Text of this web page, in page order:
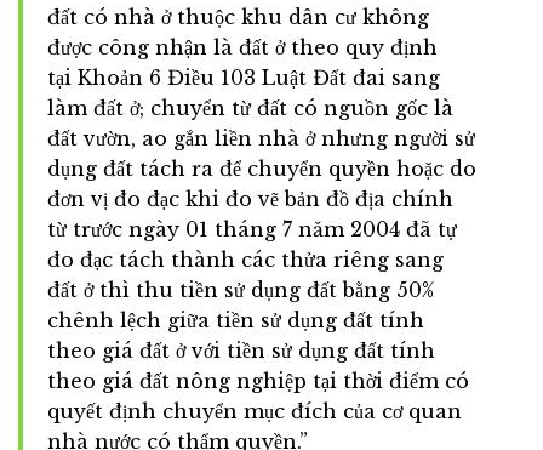
đất có nhà ở thuộc khu dân cư không
được công nhận là đất ở theo quy định
tại Khoản 6 Điều 103 Luật Đất đai sang
làm đất ở; chuyển từ đất có nguồn gốc là
đất vườn, ao gắn liền nhà ở nhưng người sử
dụng đất tách ra để chuyển quyền hoặc do
đơn vị đo đạc khi đo vẽ bản đồ địa chính
từ trước ngày 01 tháng 7 năm 2004 đã tự
đo đạc tách thành các thửa riêng sang
đất ở thì thu tiền sử dụng đất bằng 50%
chênh lệch giữa tiền sử dụng đất tính
theo giá đất ở với tiền sử dụng đất tính
theo giá đất nông nghiệp tại thời điểm có
quyết định chuyển mục đích của cơ quan
nhà nước có thẩm quyền.”